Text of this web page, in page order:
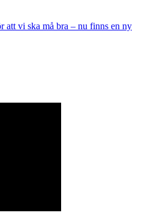
att vi ska må bra – nu finns en ny